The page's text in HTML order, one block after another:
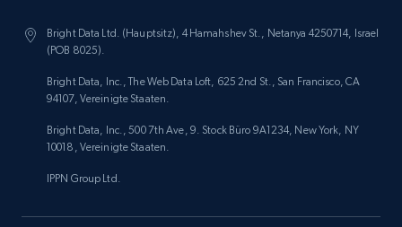
URL, Product id, Listing inventory id, Title, Rating,
Reviews count shop, Reviews count item, Initial
price, and more.
1.9K+ 323+ Jetzt anfangen
Amazon products search
Bright Data Ltd. (Hauptsitz), 4 Hamahshev St., Netanya 4250714, Israel
(POB 8025).
Bright Data, Inc., The Web Data Loft, 625 2nd St., San Francisco, CA
94107, Vereinigte Staaten.
Bright Data, Inc., 500 7th Ave, 9. Stock Büro 9A1234, New York, NY
10018, Vereinigte Staaten.
IPPN Group Ltd.